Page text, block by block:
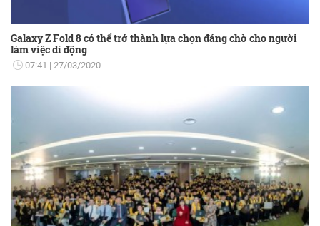
Galaxy Z Fold 8 có thể trở thành lựa chọn đáng chờ cho người
làm việc di động
07:41 27/03/2020